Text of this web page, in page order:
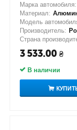
Марка автомобиля:
Материал:
Модель
Производитель:
Страна
3 533.00 ₴
В наличии